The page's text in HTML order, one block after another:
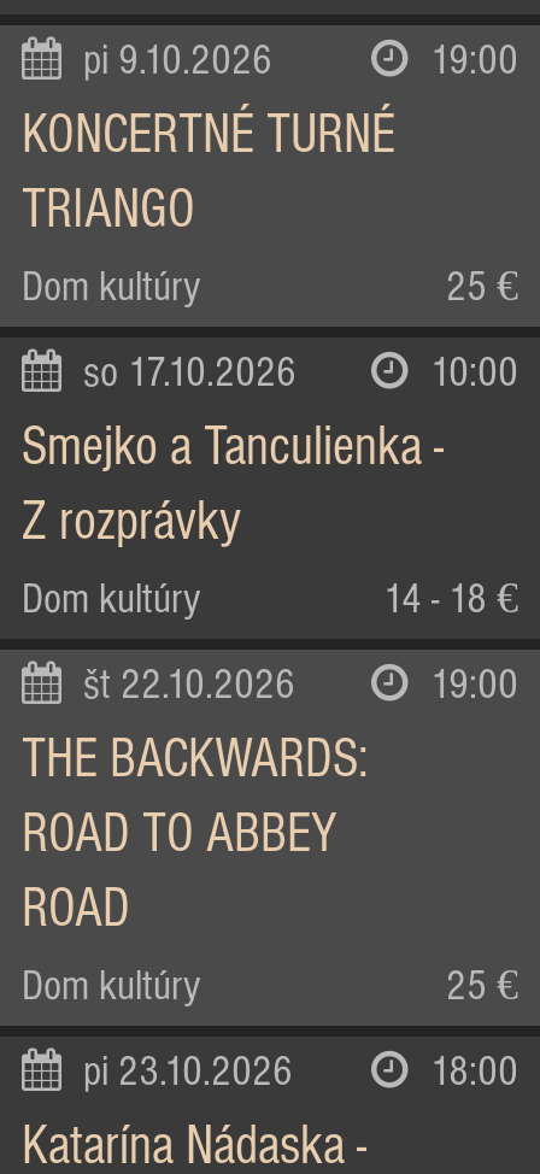
pi 9.10.2026 19:00
KONCERTNÉ TURNÉ
TRIANGO
Dom kultúry 25 €
so 17.10.2026 10:00
Smejko a Tanculienka -
Z rozprávky
Dom kultúry 14 - 18 €
št 22.10.2026 19:00
THE BACKWARDS:
ROAD TO ABBEY
ROAD
Dom kultúry 25 €
pi 23.10.2026 18:00
Katarína Nádaska -